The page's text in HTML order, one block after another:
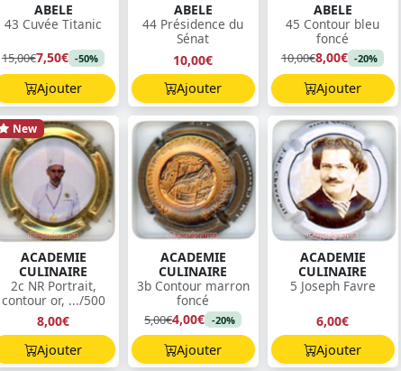
ABELE
43 Cuvée Titanic
15,00€7,50€ -50%
Ajouter
ABELE
44 Présidence du
Sénat
10,00€
Ajouter
ABELE
45 Contour bleu
foncé
10,00€8,00€ -20%
Ajouter
New
ACADEMIE
CULINAIRE
2c NR Portrait,
contour or, .../500
8,00€
Ajouter
ACADEMIE
CULINAIRE
3b Contour marron
foncé
5,00€4,00€ -20%
Ajouter
ACADEMIE
CULINAIRE
5 Joseph Favre
6,00€
Ajouter